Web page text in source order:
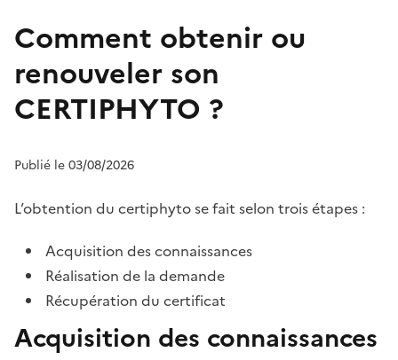
Comment obtenir ou
renouveler son
CERTIPHYTO ?
Publié le 03/08/2026
L’obtention du certiphyto se fait selon trois étapes :
Acquisition des connaissances
Réalisation de la demande
Récupération du certificat
Acquisition des connaissances